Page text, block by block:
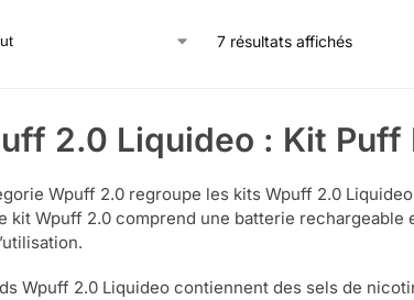
7 résultats affichés
2.0 Liquideo : Kit Puff
Wpuff 2.0 regroupe les kits Wpuff 2.0
kit Wpuff 2.0 comprend une batterie
Wpuff 2.0 Liquideo contiennent des sels de